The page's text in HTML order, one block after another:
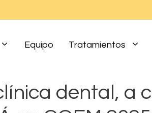
Equipo Tratamientos
dental, a